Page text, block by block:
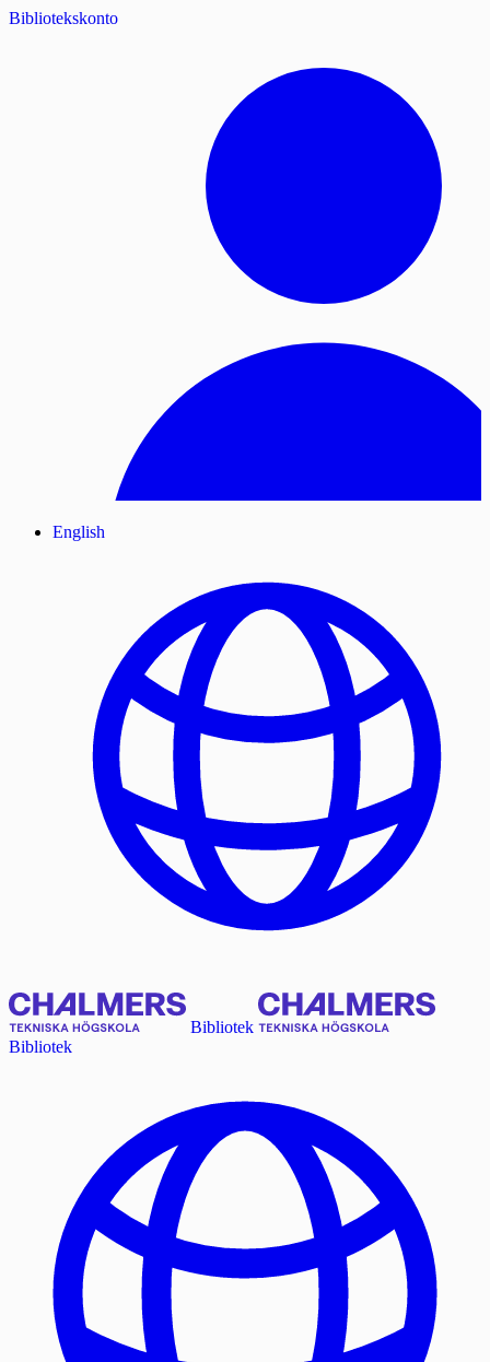
Bibliotekskonto
English
Bibliotek
Bibliotek